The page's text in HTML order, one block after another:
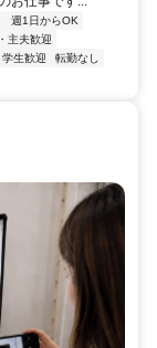
週1日からOK
主夫歓迎
学生歓迎
転勤なし